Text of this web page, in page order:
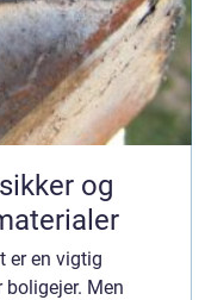
og
er en vigtig
boligejer. Men